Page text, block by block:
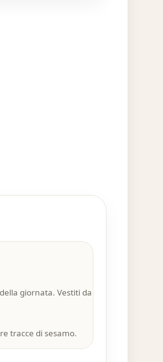
giornata. Vestiti da
tracce di sesamo.